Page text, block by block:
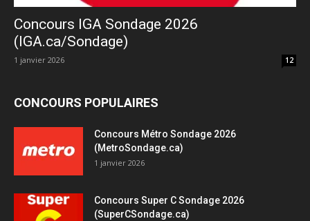
Concours IGA Sondage 2026
(IGA.ca/Sondage)
1 janvier 2026 12
CONCOURS POPULAIRES
Concours Métro Sondage 2026
(MetroSondage.ca)
1 janvier 2026
Concours Super C Sondage 2026
(SuperCSondage.ca)